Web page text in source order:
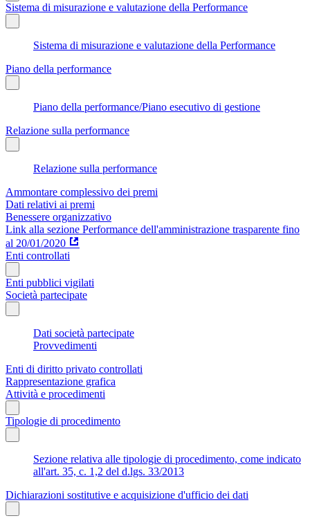
Sistema di misurazione e valutazione della Performance
Sistema di misurazione e valutazione della Performance
Piano della performance
Piano della performance/Piano esecutivo di gestione
Relazione sulla performance
Relazione sulla performance
Ammontare complessivo dei premi
Dati relativi ai premi
Benessere organizzativo
Link alla sezione Performance dell'amministrazione trasparente fino
al 20/01/2020
Enti controllati
Enti pubblici vigilati
Società partecipate
Dati società partecipate
Provvedimenti
Enti di diritto privato controllati
Rappresentazione grafica
Attività e procedimenti
Tipologie di procedimento
Sezione relativa alle tipologie di procedimento, come indicato
all'art. 35, c. 1,2 del d.lgs. 33/2013
Dichiarazioni sostitutive e acquisizione d'ufficio dei dati